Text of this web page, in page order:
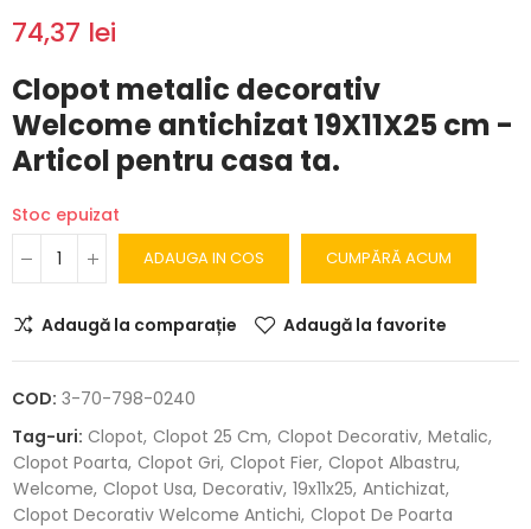
74,37 lei
Clopot metalic decorativ
Welcome antichizat 19X11X25 cm -
Articol pentru casa ta.
Stoc epuizat
ADAUGA IN COS CUMPĂRĂ ACUM
Adaugă la comparație Adaugă la favorite
COD: 3-70-798-0240
Tag-uri: Clopot Clopot 25 Cm Clopot Decorativ Metalic
Clopot Poarta Clopot Gri Clopot Fier Clopot Albastru
Welcome Clopot Usa Decorativ 19x11x25 Antichizat
Clopot Decorativ Welcome Antichi Clopot De Poarta